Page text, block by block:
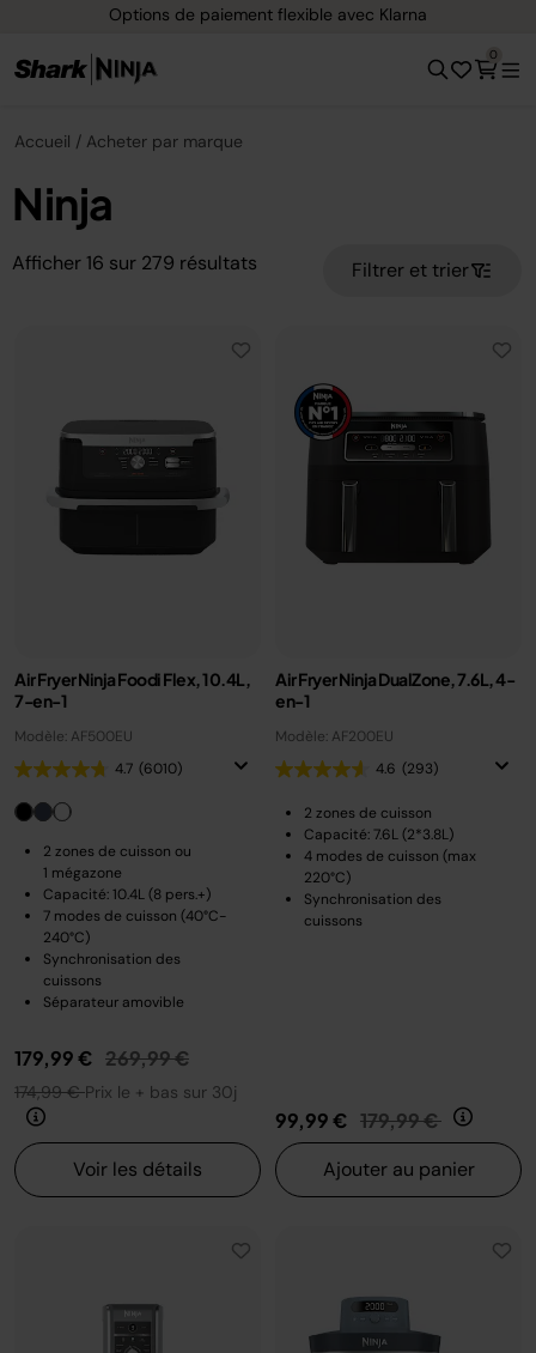
Livraison gratuite dès 40 € d'achat
0
Accueil Acheter par marque
Ninja
Afficher 16 sur 279 résultats Filtrer et trier
Air Fryer Ninja Foodi Flex, 10.4L,
7-en-1
Modèle: AF500EU
4.7 (6010)
2 zones de cuisson ou
1 mégazone
Capacité: 10.4L (8 pers.+)
7 modes de cuisson (40°C-
240°C)
Synchronisation des
cuissons
Séparateur amovible
179,99 € Prix réduit de
269,99 €au
174,99 €Prix le + bas sur 30j
Voir les détails
Air Fryer Ninja DualZone, 7.6L, 4-
en-1
Modèle: AF200EU
4.6 (293)
2 zones de cuisson
Capacité: 7.6L (2*3.8L)
4 modes de cuisson (max
220°C)
Synchronisation des
cuissons
99,99 € Prix réduit de
179,99 € au
Ajouter au panier